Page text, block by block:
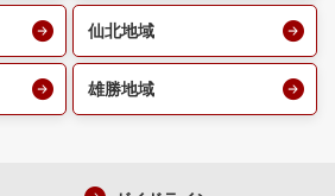
仙北地域
雄勝地域